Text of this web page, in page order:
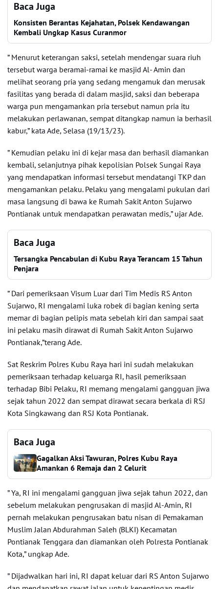
Baca Juga
Konsisten Berantas Kejahatan, Polsek Kendawangan
Kembali Ungkap Kasus Curanmor
” Menurut keterangan saksi, setelah mendengar suara riuh
tersebut warga beramai-ramai ke masjid Al- Amin dan
melihat seorang pria yang sedang mengamuk dan merusak
fasilitas yang berada di dalam masjid, saksi dan beberapa
warga pun mengamankan pria tersebut namun pria itu
melakukan perlawanan, sempat ditangkap namun ia berhasil
kabur,” kata Ade, Selasa (19/13/23).
” Kemudian pelaku ini di kejar masa dan berhasil diamankan
kembali, selanjutnya pihak kepolisian Polsek Sungai Raya
yang mendapatkan informasi tersebut mendatangi TKP dan
mengamankan pelaku. Pelaku yang mengalami pukulan dari
masa langsung di bawa ke Rumah Sakit Anton Sujarwo
Pontianak untuk mendapatkan perawatan medis,” ujar Ade.
Baca Juga
Tersangka Pencabulan di Kubu Raya Terancam 15 Tahun
Penjara
” Dari pemeriksaan Visum Luar dari Tim Medis RS Anton
Sujarwo, RI mengalami luka robek di bagian kening serta
memar di bagian pelipis mata sebelah kiri dan sampai saat
ini pelaku masih dirawat di Rumah Sakit Anton Sujarwo
Pontianak,”terang Ade.
Sat Reskrim Polres Kubu Raya hari ini sudah melakukan
pemeriksaan terhadap keluarga RI, hasil pemeriksaan
terhadap Bibi Pelaku, RI memang mengalami gangguan jiwa
sejak tahun 2022 dan sempat dirawat secara berkala di RSJ
Kota Singkawang dan RSJ Kota Pontianak.
Baca Juga
Gagalkan Aksi Tawuran, Polres Kubu Raya
Amankan 6 Remaja dan 2 Celurit
” Ya, RI ini mengalami gangguan jiwa sejak tahun 2022, dan
sebelum melakukan pengrusakan di masjid Al-Amin, RI
pernah melakukan pengrusakan batu nisan di Pemakaman
Muslim Jalan Abdurahman Saleh (BLKI) Kecamatan
Pontianak Tenggara dan diamankan oleh Polresta Pontianak
Kota,” ungkap Ade.
” Dijadwalkan hari ini, RI dapat keluar dari RS Anton Sujarwo